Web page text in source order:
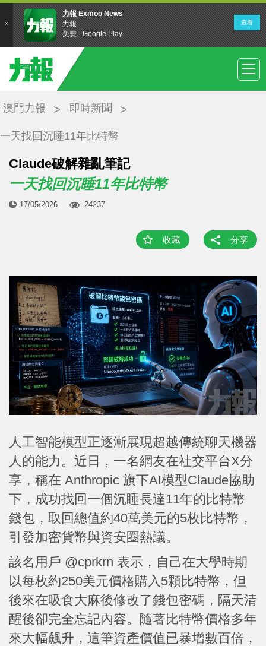
澳門力報 即時新聞
一天找回沉睡11年比特幣
Claude破解雜亂筆記
一天找回沉睡11年比特幣
17/05/2026 24237
收藏 分享
人工智能模型正逐漸展現超越傳統聊天機器
人的能力。近日，一名網友在社交平台X分
享，稱在 Anthropic 旗下AI模型Claude協助
下，成功找回一個沉睡長達11年的比特幣
錢包，取回總值約40萬美元的5枚比特幣，
引發加密貨幣與資安圈熱議。
該名用戶 @cprkrn 表示，自己在大學時期
以每枚約250美元價格購入5顆比特幣，但
後來在吸食大麻後修改了錢包密碼，隔天清
醒後卻完全忘記內容。隨著比特幣價格多年
來大幅飆升，這筆資產價值已暴增數百倍，